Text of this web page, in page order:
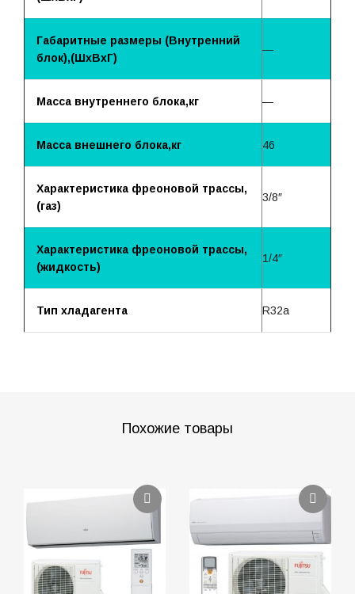
Габаритные размеры (Внутренний
блок),(ШхВхГ)
—
Масса внутреннего блока,кг —
Масса внешнего блока,кг 46
Характеристика фреоновой трассы,
(газ)
3/8″
Характеристика фреоновой трассы,
(жидкость)
1/4″
Тип хладагента R32a
Похожие товары